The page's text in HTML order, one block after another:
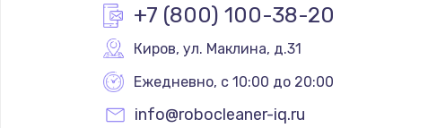
+7 (800) 100-38-20
Киров, ул. Маклина, д.31
Ежедневно, с 10:00 до 20:00
info@robocleaner-iq.ru